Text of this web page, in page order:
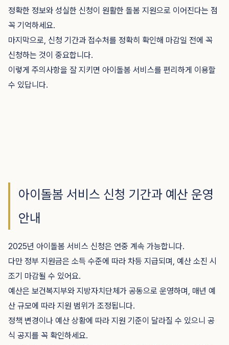
정확한 정보와 성실한 신청이 원활한 돌봄 지원으로 이어진다는 점
꼭 기억하세요.
마지막으로, 신청 기간과 접수처를 정확히 확인해 마감일 전에 꼭
신청하는 것이 중요합니다.
이렇게 주의사항을 잘 지키면 아이돌봄 서비스를 편리하게 이용할
수 있답니다.
아이돌봄 서비스 신청 기간과 예산 운영
안내
2025년 아이돌봄 서비스 신청은 연중 계속 가능합니다.
다만 정부 지원금은 소득 수준에 따라 차등 지급되며, 예산 소진 시
조기 마감될 수 있어요.
예산은 보건복지부와 지방자치단체가 공동으로 운영하며, 매년 예
산 규모에 따라 지원 범위가 조정됩니다.
정책 변경이나 예산 상황에 따라 지원 기준이 달라질 수 있으니 공
식 공지를 꼭 확인하세요.